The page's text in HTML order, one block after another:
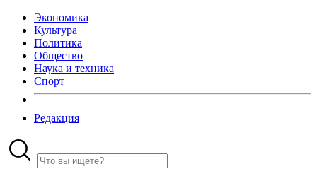
Экономика
Культура
Политика
Общество
Наука и техника
Спорт
Редакция